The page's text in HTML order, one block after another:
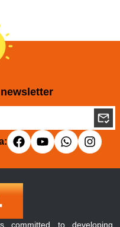
to developing,